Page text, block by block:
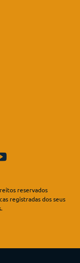
reservados
registradas dos seus